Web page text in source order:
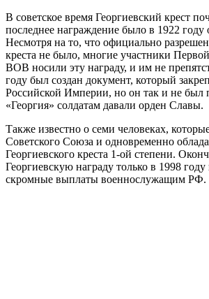
В советское время Георгиевский крест
последнее награждение было в 1922
Несмотря на то, что официально
креста не было, многие участники
ВОВ носили эту награду, и им не
году был создан документ, который
Российской Империи, но он так и не был
«Георгия» солдатам давали орден Славы.
Также известно о семи человеках,
Советского Союза и одновременно
Георгиевского креста 1-ой степени.
Георгиевскую награду только в 1998 году
скромные выплаты военнослужащим РФ.